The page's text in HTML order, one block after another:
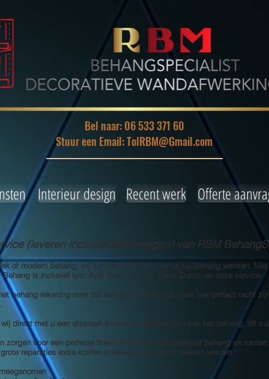
Bel naar: 06 533 371 60
Stuur een Email: TolRBM@Gmail.com
Interieur design Recent werk Offerte
(leveren inclusief aanbrengen) van RBM
of modern behang, wij kunnen u voorzien van al uw behang wensen.
is inclusief lijm: Arte Clear Pro/First Class Dutch, en onze service.
behang rekening mee dat wanden en plafonds vaak niet perfect recht
direct met u een afspraak in voor het aanbrengen van het behang, dit
zorgen voor een perfecte finish, met prachtig kwalitatief behang en
reparaties extra kosten in rekening gebracht moeten worden.